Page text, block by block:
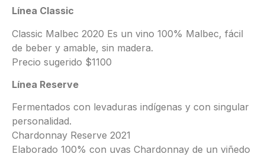
Línea Classic
Classic Malbec 2020 Es un vino 100% Malbec, fácil
de beber y amable, sin madera.
Precio sugerido $1100
Línea Reserve
Fermentados con levaduras indígenas y con singular
personalidad.
Chardonnay Reserve 2021
Elaborado 100% con uvas Chardonnay de un viñedo